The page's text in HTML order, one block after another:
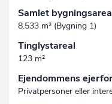
Samlet
8.533 m² (Bygning 1)
Tinglystareal
123 m²
Ejendommens
Privatpersoner eller